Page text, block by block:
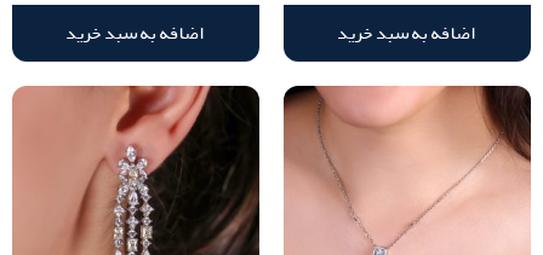
اضافه به سبد خرید
اضافه به سبد خرید